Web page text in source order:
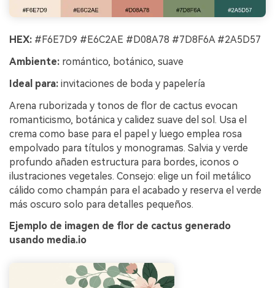
HEX: #F6E7D9 #E6C2AE #D08A78 #7D8F6A #2A5D57
Ambiente: romántico, botánico, suave
Ideal para: invitaciones de boda y papelería
Arena ruborizada y tonos de flor de cactus evocan
romanticismo, botánica y calidez suave del sol. Usa el
crema como base para el papel y luego emplea rosa
empolvado para títulos y monogramas. Salvia y verde
profundo añaden estructura para bordes, iconos o
ilustraciones vegetales. Consejo: elige un foil metálico
cálido como champán para el acabado y reserva el verde
más oscuro solo para detalles pequeños.
Ejemplo de imagen de flor de cactus generado
usando media.io